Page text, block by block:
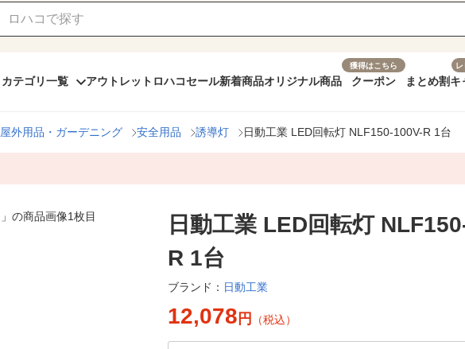
カテゴリ一覧 アウトレット ロハコセール新着商品オリジナル商品
獲得はこちら
クーポン まとめ割キ
屋外用品・ガーデニング 安全用品 誘導灯 日動工業 LED回転灯 NLF150-100V-R 1台
日動工業 LED回転灯
R 1台
ブランド： 日動工業
12,078 円 （税込）